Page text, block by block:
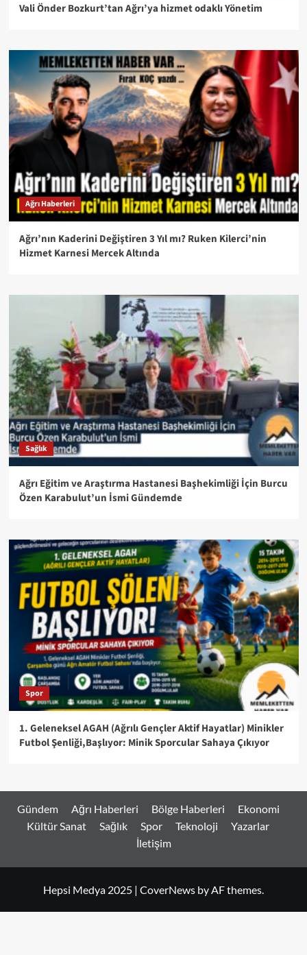
Vali Önder Bozkurt’tan Ağrı’ya hizmet odaklı Yönetim
Ağrı Haberleri
Ağrı’nın Kaderini Değiştiren 3 Yıl mı? Ruken Kilerci’nin
Hizmet Karnesi Mercek Altında
Sağlık
Ağrı Eğitim ve Araştırma Hastanesi Başhekimliği İçin Burcu
Özen Karabulut’un İsmi Gündemde
Spor
1. Geleneksel AGAH (Ağrılı Gençler Aktif Hayatlar) Minikler
Futbol Şenliği,Başlıyor: Minik Sporcular Sahaya Çıkıyor
Gündem Ağrı Haberleri Bölge Haberleri
Ekonomi
Kültür Sanat
Sağlık Spor Teknoloji
Yazarlar
İletişim
Hepsi Medya 2025 | CoverNews by AF themes.